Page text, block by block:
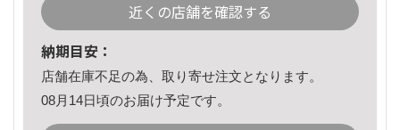
近くの店舗を確認する
納期目安：
店舗在庫不足の為、取り寄せ注文となります。
08月14日頃のお届け予定です。